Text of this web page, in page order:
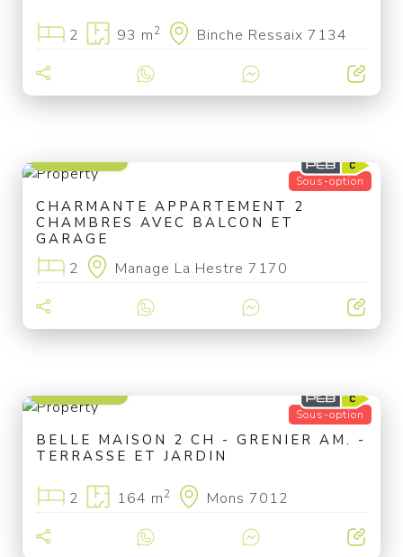
2 93 m2 Binche Ressaix 7134
Sous-option
CHARMANTE APPARTEMENT 2
CHAMBRES AVEC BALCON ET
GARAGE
2 Manage La Hestre 7170
Sous-option
BELLE MAISON 2 CH - GRENIER AM. -
TERRASSE ET JARDIN
2 164 m2 Mons 7012